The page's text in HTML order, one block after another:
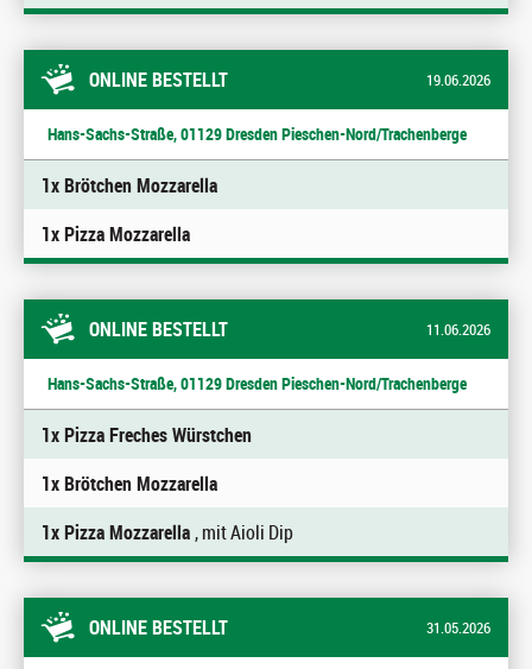
ONLINE BESTELLT 19.06.2026
Hans-Sachs-Straße, 01129 Dresden Pieschen-Nord/Trachenberge
1x Brötchen Mozzarella
1x Pizza Mozzarella
ONLINE BESTELLT 11.06.2026
Hans-Sachs-Straße, 01129 Dresden Pieschen-Nord/Trachenberge
1x Pizza Freches Würstchen
1x Brötchen Mozzarella
1x Pizza Mozzarella, mit Aioli Dip
ONLINE BESTELLT 31.05.2026